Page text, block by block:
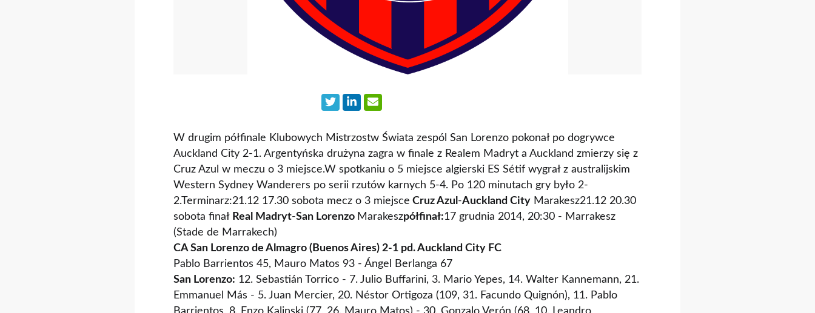
W drugim półfinale Klubowych Mistrzostw Świata zespól San Lorenzo pokonał po dogrywce
Auckland City 2-1. Argentyńska drużyna zagra w finale z Realem Madryt a Auckland zmierzy się z
Cruz Azul w meczu o 3 miejsce.W spotkaniu o 5 miejsce algierski ES Sétif wygrał z australijskim
Western Sydney Wanderers po serii rzutów karnych 5-4. Po 120 minutach gry było 2-
2.Terminarz:21.12 17.30 sobota mecz o 3 miejsce Cruz Azul -Auckland City Marakesz21.12 20.30
sobota finał Real Madryt-San Lorenzo Marakeszpółfinał:17 grudnia 2014, 20:30 - Marrakesz
(Stade de Marrakech)
CA San Lorenzo de Almagro (Buenos Aires) 2-1 pd. Auckland City FC
Pablo Barrientos 45, Mauro Matos 93 - Ángel Berlanga 67
San Lorenzo: 12. Sebastián Torrico - 7. Julio Buffarini, 3. Mario Yepes, 14. Walter Kannemann, 21.
Emmanuel Más - 5. Juan Mercier, 20. Néstor Ortigoza (109, 31. Facundo Quignón), 11. Pablo